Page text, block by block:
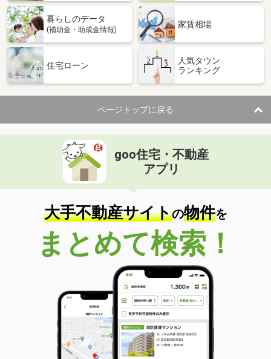
暮らしのデータ
(補助金・助成金情報)
家賃相場
住宅ローン
人気タウン
ランキング
ページトップに戻る
goo住宅・不動産
アプリ
大手不動産サイトの物件を
まとめて検索！